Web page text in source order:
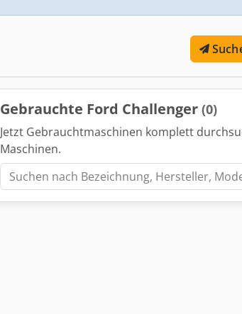
Gebrauchte Ford Challenger (0)
Jetzt Gebrauchtmaschinen komplett
Maschinen.